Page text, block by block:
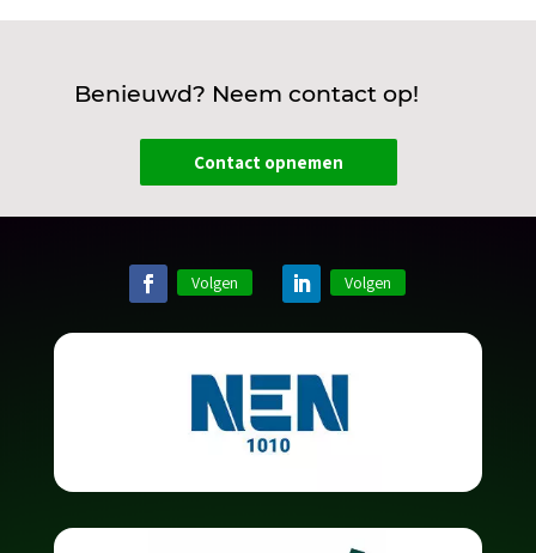
Benieuwd? Neem contact op!
Contact opnemen
Volgen Volgen